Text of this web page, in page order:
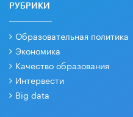
РУБРИКИ
Образовательная политика
Экономика
Качество образования
Интервести
Big data